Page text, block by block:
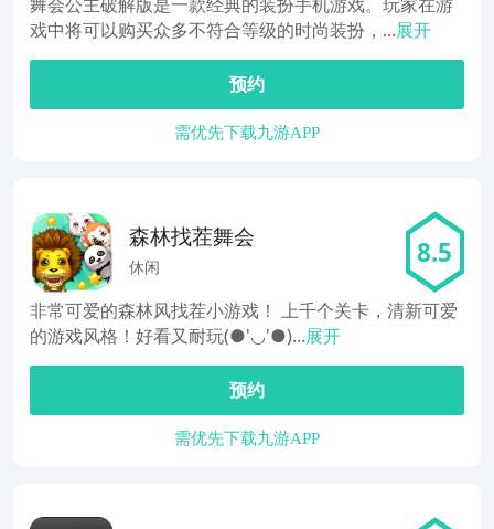
舞会公主破解版是一款经典的装扮手机游戏。玩家在游
戏中将可以购买众多不符合等级的时尚装扮，...展开
预约
需优先下载九游APP
森林找茬舞会
休闲 8.5
非常可爱的森林风找茬小游戏！ 上千个关卡，清新可爱
的游戏风格！好看又耐玩(●'◡'●)...展开
预约
需优先下载九游APP